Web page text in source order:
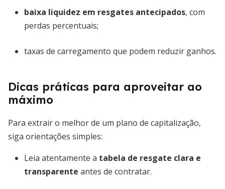
baixa liquidez em resgates antecipados, com
perdas percentuais;
taxas de carregamento que podem reduzir ganhos.
Dicas práticas para aproveitar ao
máximo
Para extrair o melhor de um plano de capitalização,
siga orientações simples:
Leia atentamente a tabela de resgate clara e
transparente antes de contratar.